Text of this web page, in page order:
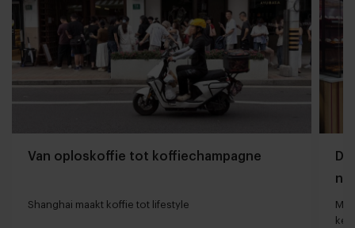
Van oploskoffie tot koffiechampagne
Shanghai maakt koffie tot lifestyle